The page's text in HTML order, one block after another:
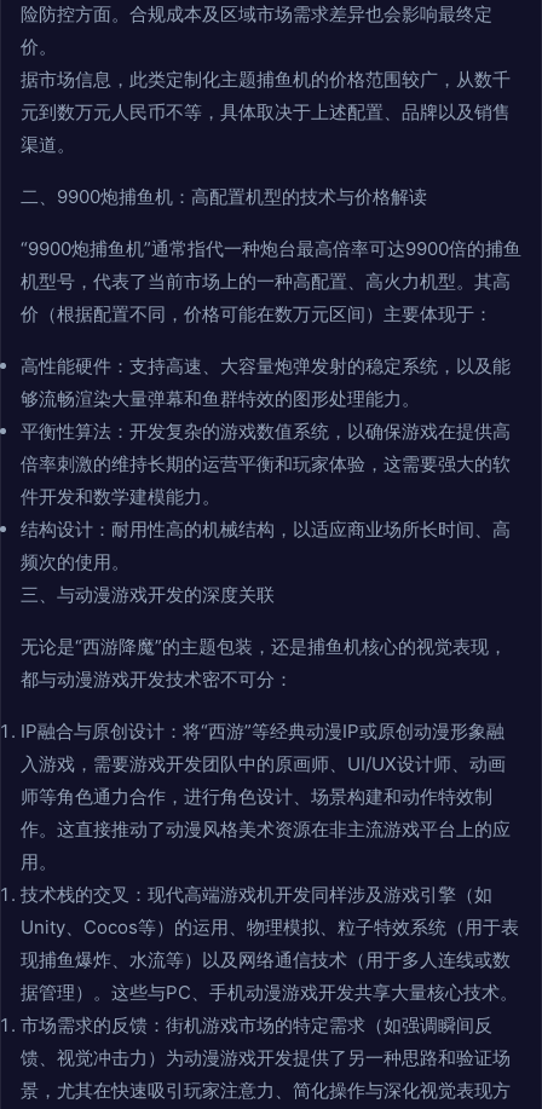
险防控方面。合规成本及区域市场需求差异也会影响最终定
价。
据市场信息，此类定制化主题捕鱼机的价格范围较广，从数千
元到数万元人民币不等，具体取决于上述配置、品牌以及销售
渠道。
二、9900炮捕鱼机：高配置机型的技术与价格解读
“9900炮捕鱼机”通常指代一种炮台最高倍率可达9900倍的捕鱼
机型号，代表了当前市场上的一种高配置、高火力机型。其高
价（根据配置不同，价格可能在数万元区间）主要体现于：
高性能硬件：支持高速、大容量炮弹发射的稳定系统，以及能
够流畅渲染大量弹幕和鱼群特效的图形处理能力。
平衡性算法：开发复杂的游戏数值系统，以确保游戏在提供高
倍率刺激的维持长期的运营平衡和玩家体验，这需要强大的软
件开发和数学建模能力。
结构设计：耐用性高的机械结构，以适应商业场所长时间、高
频次的使用。
三、与动漫游戏开发的深度关联
无论是“西游降魔”的主题包装，还是捕鱼机核心的视觉表现，
都与动漫游戏开发技术密不可分：
IP融合与原创设计：将“西游”等经典动漫IP或原创动漫形象融
入游戏，需要游戏开发团队中的原画师、UI/UX设计师、动画
师等角色通力合作，进行角色设计、场景构建和动作特效制
作。这直接推动了动漫风格美术资源在非主流游戏平台上的应
用。
技术栈的交叉：现代高端游戏机开发同样涉及游戏引擎（如
Unity、Cocos等）的运用、物理模拟、粒子特效系统（用于表
现捕鱼爆炸、水流等）以及网络通信技术（用于多人连线或数
据管理）。这些与PC、手机动漫游戏开发共享大量核心技术。
市场需求的反馈：街机游戏市场的特定需求（如强调瞬间反
馈、视觉冲击力）为动漫游戏开发提供了另一种思路和验证场
景，尤其在快速吸引玩家注意力、简化操作与深化视觉表现方